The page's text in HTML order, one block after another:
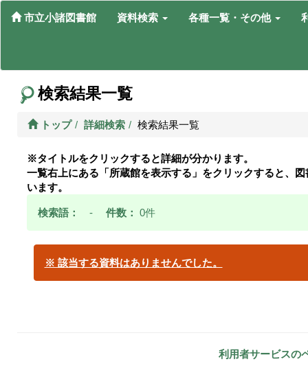
市立小諸図書館 資料検索 各種一覧・その他
検索結果一覧
トップ 詳細検索 検索結果一覧
※タイトルをクリックすると詳細が分かります。
一覧右上にある「所蔵館を表示する」をクリックすると、
います。
検索語： - 件数： 0件
※ 該当する資料はありませんでした。
利用者サービスの